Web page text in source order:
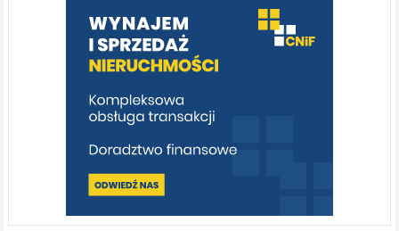
poznać
[fotorelacja]